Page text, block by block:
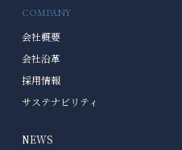
COMPANY
会社概要
会社沿革
採用情報
サステナビリティ
NEWS